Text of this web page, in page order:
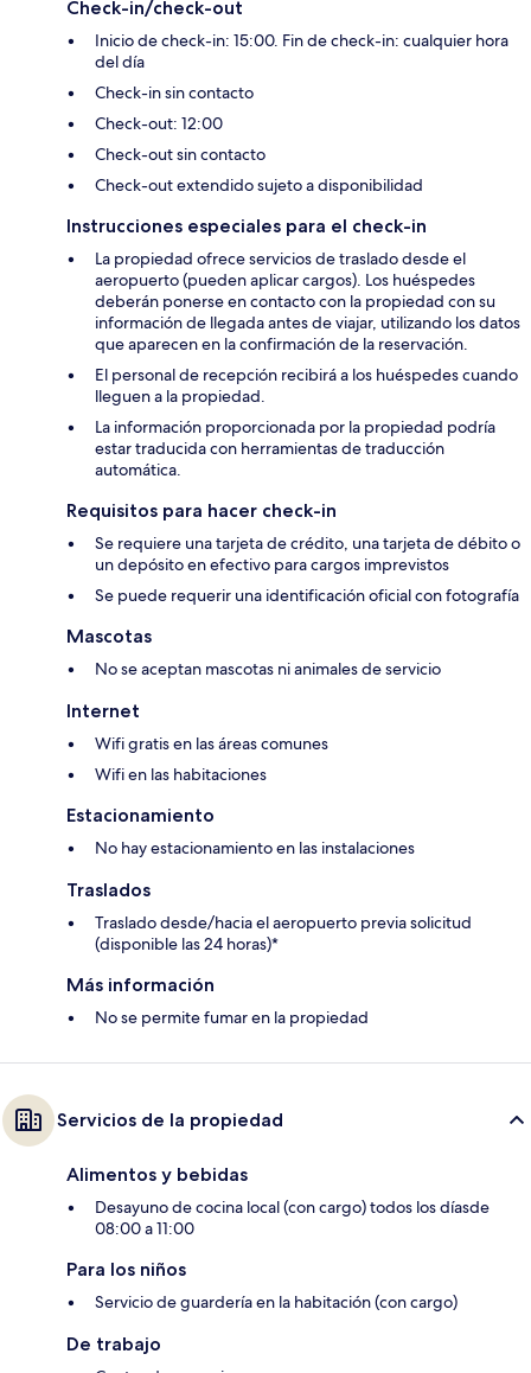
Check-in/check-out
Inicio de check-in: 15:00. Fin de check-in: cualquier hora
del día
Check-in sin contacto
Check-out: 12:00
Check-out sin contacto
Check-out extendido sujeto a disponibilidad
Instrucciones especiales para el check-in
La propiedad ofrece servicios de traslado desde el
aeropuerto (pueden aplicar cargos). Los huéspedes
deberán ponerse en contacto con la propiedad con su
información de llegada antes de viajar, utilizando los datos
que aparecen en la confirmación de la reservación.
El personal de recepción recibirá a los huéspedes cuando
lleguen a la propiedad.
La información proporcionada por la propiedad podría
estar traducida con herramientas de traducción
automática.
Requisitos para hacer check-in
Se requiere una tarjeta de crédito, una tarjeta de débito o
un depósito en efectivo para cargos imprevistos
Se puede requerir una identificación oficial con fotografía
Mascotas
No se aceptan mascotas ni animales de servicio
Internet
Wifi gratis en las áreas comunes
Wifi en las habitaciones
Estacionamiento
No hay estacionamiento en las instalaciones
Traslados
Traslado desde/hacia el aeropuerto previa solicitud
(disponible las 24 horas)*
Más información
No se permite fumar en la propiedad
Servicios de la propiedad
Alimentos y bebidas
Desayuno de cocina local (con cargo) todos los díasde
08:00 a 11:00
Para los niños
Servicio de guardería en la habitación (con cargo)
De trabajo